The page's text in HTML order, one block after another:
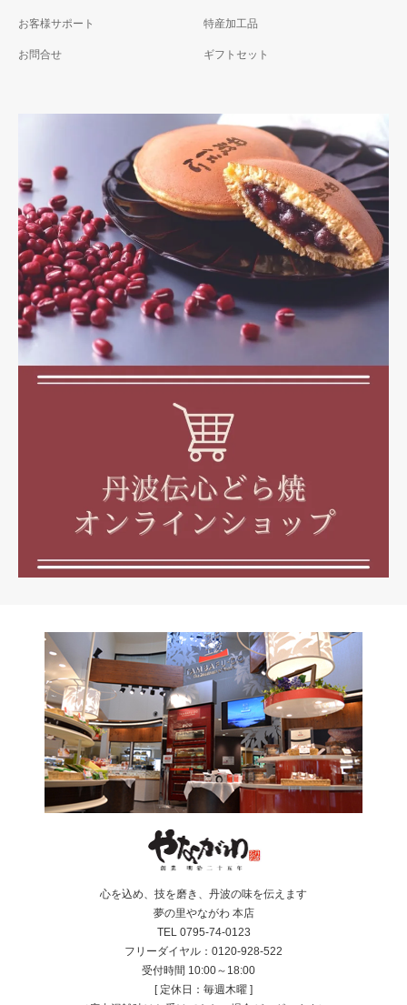
お客様サポート
お問合せ
特産加工品
ギフトセット
心を込め、技を磨き、丹波の味を伝えます
夢の里やながわ 本店
TEL 0795-74-0123
フリーダイヤル：0120-928-522
受付時間 10:00～18:00
[ 定休日：毎週木曜 ]